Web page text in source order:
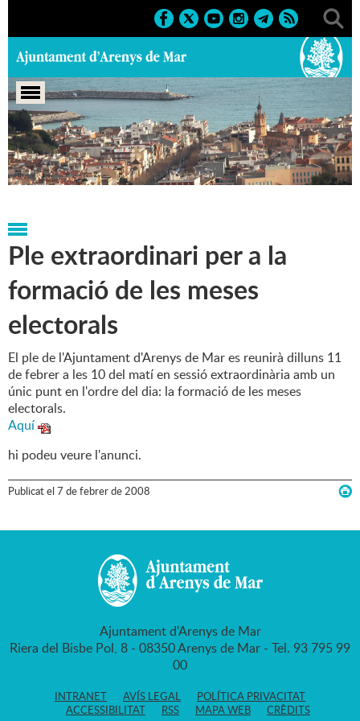
Portada > Regidories > Alcaldia > Tauler d'Anuncis 2000 -
2008
Ple extraordinari per a la
formació de les meses
electorals
El ple de l'Ajuntament d'Arenys de Mar es reunirà dilluns 11
de febrer a les 10 del matí en sessió extraordinària amb un
únic punt en l'ordre del dia: la formació de les meses
electorals.
Aquí
hi podeu veure l'anunci.
Publicatel 7 defebrerde2008
Ajuntament d'Arenys de Mar
Riera del Bisbe Pol, 8 - 08350 Arenys de Mar - Tel. 93 795 99
00
INTRANET AVÍS LEGAL
POLÍTICA PRIVACITAT
ACCESSIBILITAT
RSS MAPA WEB CRÈDITS